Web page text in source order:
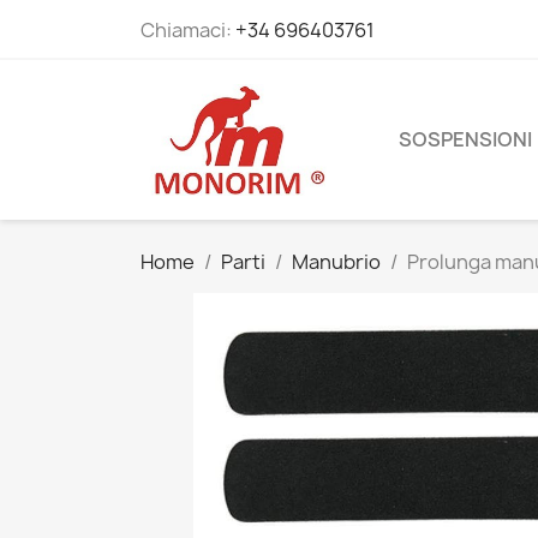
Chiamaci: +34 696403761
SOSPENSIONI
Home Parti Manubrio Prolunga